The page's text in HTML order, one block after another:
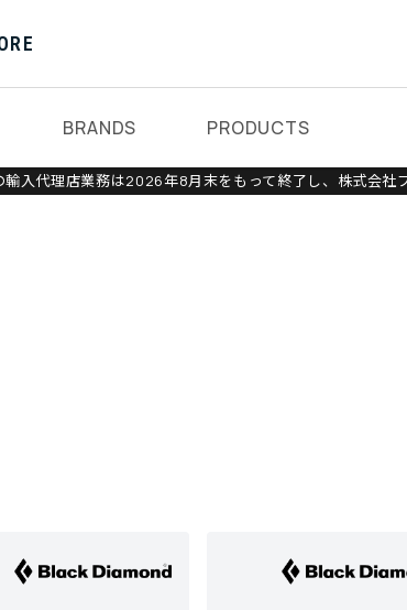
BRANDS PRODUCTS
入代理店業務は2026年8月末をもって終了し、株式会社